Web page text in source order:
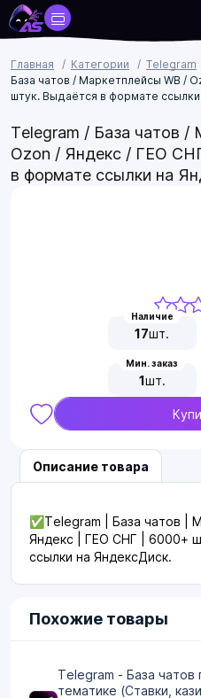
Главная Категории Telegram
База чатов / Маркетплейсы WB /
штук. Выдаётся в формате
Telegram / База чатов /
Ozon / Яндекс / ГЕО
в формате ссылки на
Наличие
17шт.
Мин. заказ
1шт.
Описание товара
✅Telegram | База чатов |
Яндекс | ГЕО СНГ | 6000+
ссылки на ЯндексДиск.
Похожие товары
Telegram - База чатов
тематике (Ставки,